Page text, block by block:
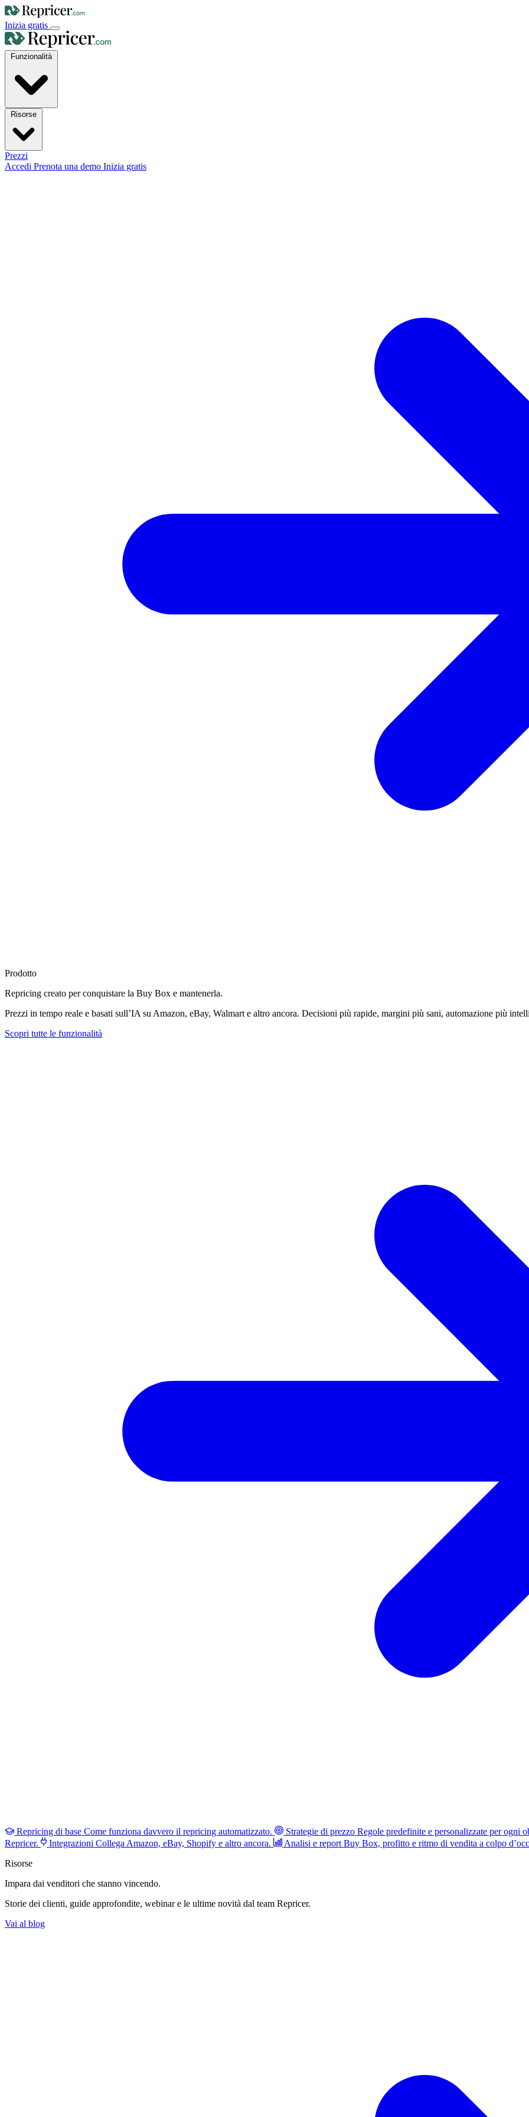
Inizia gratis
Funzionalità
Prezzi
Accedi Prenota una demo Inizia gratis
Prodotto
Repricing creato perconquistare la Buy Box e mantenerla.
Prezzi in tempo reale e basati sull’IA su Amazon, eBay, Walmart e altro ancora. Decisioni più rapide, margini più sani, automazione più
Scopri tutte le funzionalità
Repricing di base Come funziona davvero il repricing automatizzato. Strategie di prezzo Regole predefinite e personalizzate per ogni
Repricer.
Integrazioni Collega Amazon, eBay, Shopify e altro ancora. Analisi e report Buy Box, profitto e ritmo di vendita a colpo
Risorse
Impara dai venditori che stanno vincendo.
Storie dei clienti, guide approfondite, webinar e le ultime novità dal team Repricer.
Vai al blog